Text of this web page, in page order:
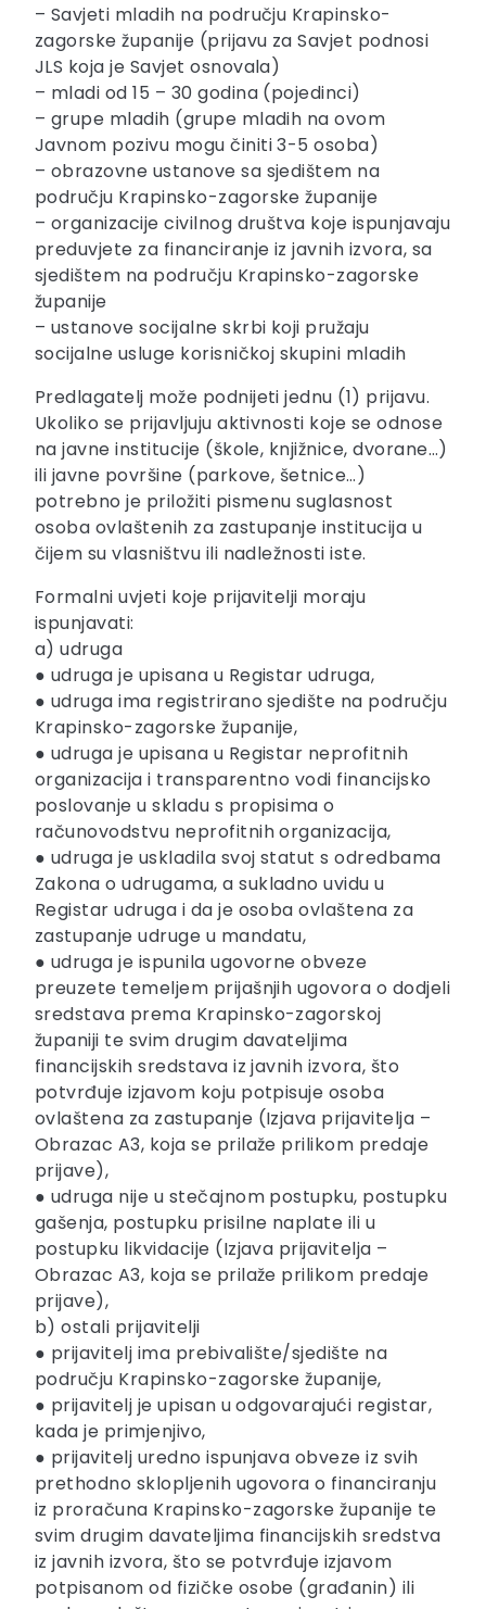
– Savjeti mladih na području Krapinsko-
zagorske županije (prijavu za Savjet podnosi
JLS koja je Savjet osnovala)
– mladi od 15 – 30 godina (pojedinci)
– grupe mladih (grupe mladih na ovom
Javnom pozivu mogu činiti 3-5 osoba)
– obrazovne ustanove sa sjedištem na
području Krapinsko-zagorske županije
– organizacije civilnog društva koje ispunjavaju
preduvjete za financiranje iz javnih izvora, sa
sjedištem na području Krapinsko-zagorske
županije
– ustanove socijalne skrbi koji pružaju
socijalne usluge korisničkoj skupini mladih
Predlagatelj može podnijeti jednu (1) prijavu.
Ukoliko se prijavljuju aktivnosti koje se odnose
na javne institucije (škole, knjižnice, dvorane…)
ili javne površine (parkove, šetnice…)
potrebno je priložiti pismenu suglasnost
osoba ovlaštenih za zastupanje institucija u
čijem su vlasništvu ili nadležnosti iste.
Formalni uvjeti koje prijavitelji moraju
ispunjavati:
a) udruga
● udruga je upisana u Registar udruga,
● udruga ima registrirano sjedište na području
Krapinsko-zagorske županije,
● udruga je upisana u Registar neprofitnih
organizacija i transparentno vodi financijsko
poslovanje u skladu s propisima o
računovodstvu neprofitnih organizacija,
● udruga je uskladila svoj statut s odredbama
Zakona o udrugama, a sukladno uvidu u
Registar udruga i da je osoba ovlaštena za
zastupanje udruge u mandatu,
● udruga je ispunila ugovorne obveze
preuzete temeljem prijašnjih ugovora o dodjeli
sredstava prema Krapinsko-zagorskoj
županiji te svim drugim davateljima
financijskih sredstava iz javnih izvora, što
potvrđuje izjavom koju potpisuje osoba
ovlaštena za zastupanje (Izjava prijavitelja –
Obrazac A3, koja se prilaže prilikom predaje
prijave),
● udruga nije u stečajnom postupku, postupku
gašenja, postupku prisilne naplate ili u
postupku likvidacije (Izjava prijavitelja –
Obrazac A3, koja se prilaže prilikom predaje
prijave),
b) ostali prijavitelji
● prijavitelj ima prebivalište/sjedište na
području Krapinsko-zagorske županije,
● prijavitelj je upisan u odgovarajući registar,
kada je primjenjivo,
● prijavitelj uredno ispunjava obveze iz svih
prethodno sklopljenih ugovora o financiranju
iz proračuna Krapinsko-zagorske županije te
svim drugim davateljima financijskih sredstva
iz javnih izvora, što se potvrđuje izjavom
potpisanom od fizičke osobe (građanin) ili